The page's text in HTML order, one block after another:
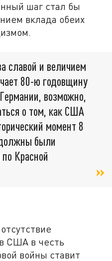
шаг стал бы
вклада обеих
славой и величием
80-ю годовщину
возможно,
о том, как США
момент 8
были
Красной
США в честь
войны ставит